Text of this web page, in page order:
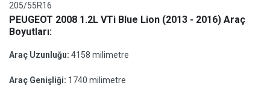
205/55R16
PEUGEOT 2008 1.2L VTi Blue Lion (2013 - 2016) Araç
Boyutları:
Araç Uzunluğu: 4158 milimetre
Araç Genişliği: 1740 milimetre